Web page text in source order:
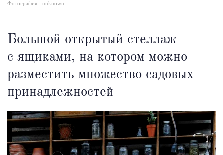
Фотография - unknown
Большой открытый стеллаж
с ящиками, на котором можно
разместить множество садовых
принадлежностей